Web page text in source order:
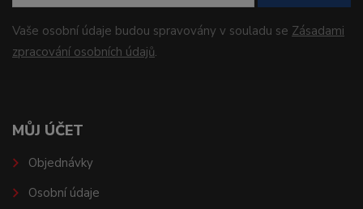
Vaše osobní údaje budou spravovány v souladu se Zásadami
zpracování osobních údajů.
MŮJ ÚČET
Objednávky
Osobní údaje